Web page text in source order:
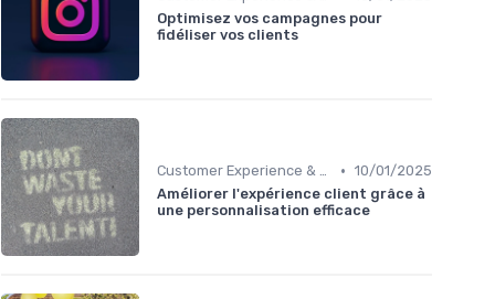
Optimisez vos campagnes pour
fidéliser vos clients
Customer Experience & parcours client • 10/01/2025
Améliorer l'expérience client grâce à
une personnalisation efficace